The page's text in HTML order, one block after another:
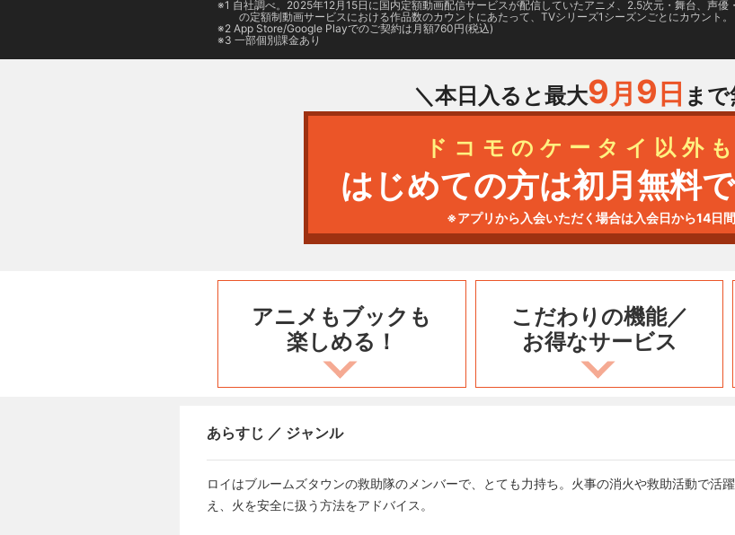
1 自社調べ。2025年12月15日に国内定額動画配信サービスが配信していたアニメ、2.5次元・舞台、声
の定額制動画サービスにおける作品数のカウントにあたって、TVシリーズ1シーズンごとにカウント。
2 App Store/Google Playでのご契約は月額760円(税込)
3 一部個別課金あり
＼本日入ると最大9月 9 日 ま
ドコモのケータイ以外
はじめての方は初月無料
※アプリから入会いただく場合は入会日から14日
アニメもブックも
楽しめる！
こだわりの機能／
お得なサービス
あらすじ ／ ジャンル
ロイはブルームズタウンの救助隊のメンバーで、とても力持ち。火事の消火や救助活動で活
え、火を安全に扱う方法をアドバイス。